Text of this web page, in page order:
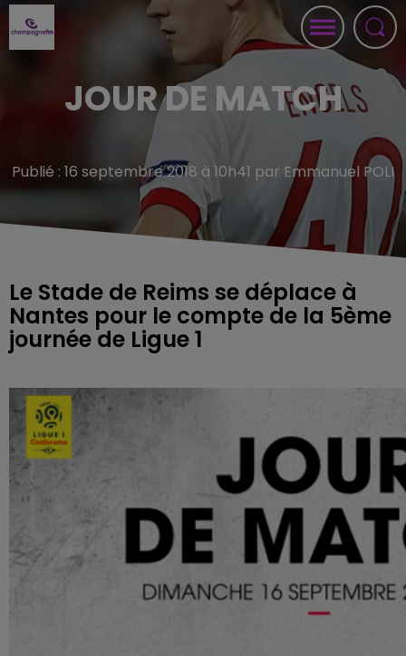
JOUR DE MATCH
Publié : 16 septembre 2018 à 10h41 par Emmanuel POLI
Le Stade de Reims se déplace à
Nantes pour le compte de la 5ème
journée de Ligue 1